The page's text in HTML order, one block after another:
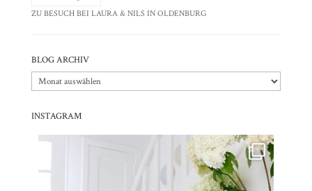
ZU BESUCH BEI LAURA & NILS IN OLDENBURG
BLOG ARCHIV
Blog
Archiv
INSTAGRAM